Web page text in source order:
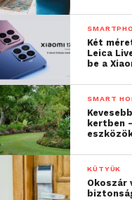
Két
Leica
be a
SMART
kertben
KÜTYÜK
Okoszár